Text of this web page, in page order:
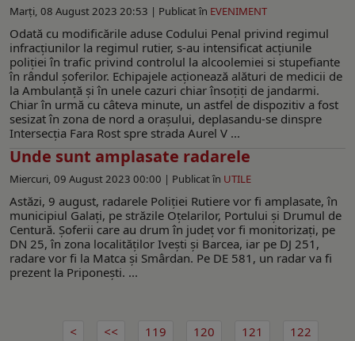
Marți, 08 August 2023 20:53 | Publicat în EVENIMENT
Odată cu modificările aduse Codului Penal privind regimul
infracțiunilor la regimul rutier, s-au intensificat acțiunile
poliției în trafic privind controlul la alcoolemiei si stupefiante
în rândul șoferilor. Echipajele acționează alături de medicii de
la Ambulanță și în unele cazuri chiar însoțiți de jandarmi.
Chiar în urmă cu câteva minute, un astfel de dispozitiv a fost
sesizat în zona de nord a orașului, deplasandu-se dinspre
Intersecția Fara Rost spre strada Aurel V ...
Unde sunt amplasate radarele
Miercuri, 09 August 2023 00:00 | Publicat în UTILE
Astăzi, 9 august, radarele Poliției Rutiere vor fi amplasate, în
municipiul Galați, pe străzile Oțelarilor, Portului și Drumul de
Centură. Șoferii care au drum în județ vor fi monitorizați, pe
DN 25, în zona localităților Ivești și Barcea, iar pe DJ 251,
radare vor fi la Matca și Smârdan. Pe DE 581, un radar va fi
prezent la Priponești. ...
119 120 121
122